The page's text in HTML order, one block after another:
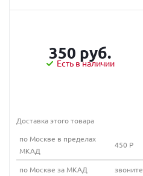
350 руб.
Есть в наличии
Доставка этого товара
по Москве в пределах
МКАД
450 Р
по Москве за МКАД звоните